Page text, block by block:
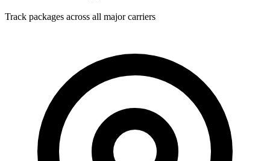
Track packages across all major carriers